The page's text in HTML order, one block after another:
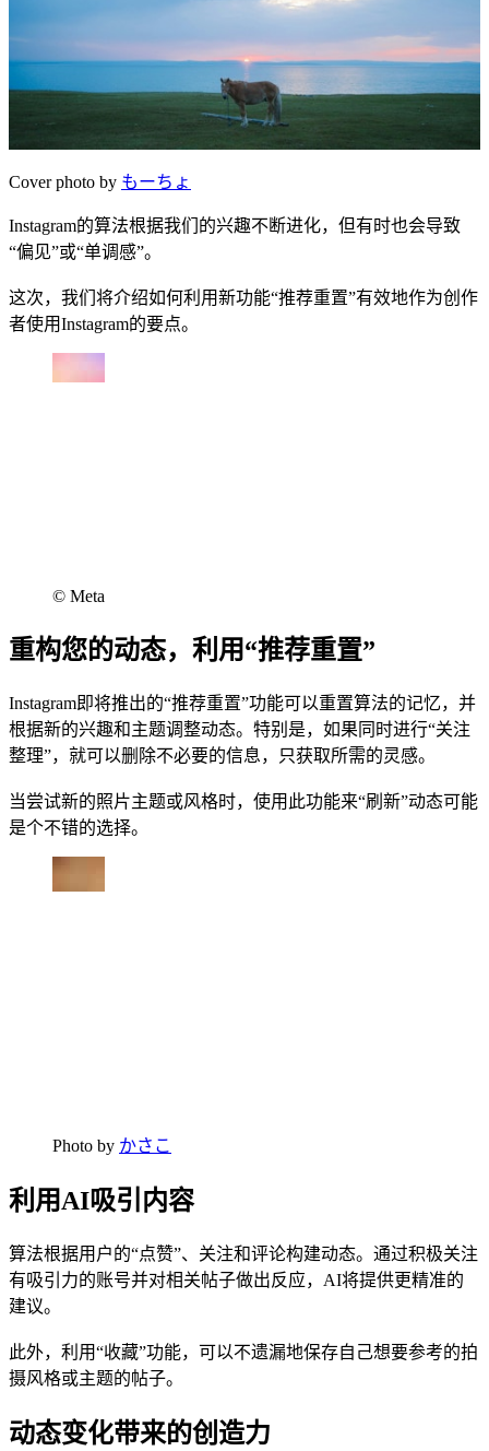
Cover photo by もーちょ
Instagram的算法根据我们的兴趣不断进化，但有时也会导致
“偏见”或“单调感”。
这次，我们将介绍如何利用新功能“推荐重置”有效地作为创作
者使用Instagram的要点。
©︎ Meta
重构您的动态，利用“推荐重置”
Instagram即将推出的“推荐重置”功能可以重置算法的记忆，并
根据新的兴趣和主题调整动态。特别是，如果同时进行“关注
整理”，就可以删除不必要的信息，只获取所需的灵感。
当尝试新的照片主题或风格时，使用此功能来“刷新”动态可能
是个不错的选择。
Photo by かさこ
利用AI吸引内容
算法根据用户的“点赞”、关注和评论构建动态。通过积极关注
有吸引力的账号并对相关帖子做出反应，AI将提供更精准的
建议。
此外，利用“收藏”功能，可以不遗漏地保存自己想要参考的拍
摄风格或主题的帖子。
动态变化带来的创造力